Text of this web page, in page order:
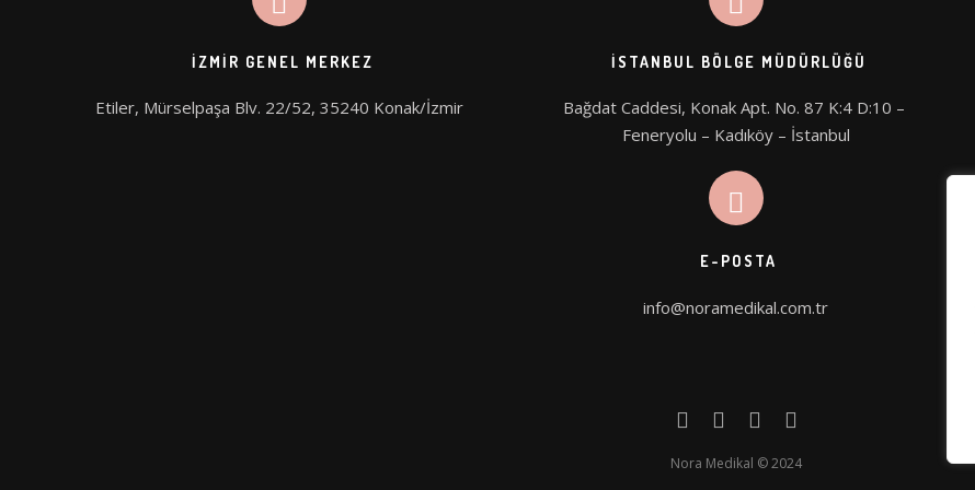
İZMIR GENEL MERKEZ
Etiler, Mürselpaşa Blv. 22/52, 35240 Konak/İzmir
İSTANBUL BÖLGE MÜDÜRLÜĞÜ
Bağdat Caddesi, Konak Apt. No. 87 K:4 D:10 –
Feneryolu – Kadıköy – İstanbul
E-POSTA
info@noramedikal.com.tr
Nora Medikal © 2024